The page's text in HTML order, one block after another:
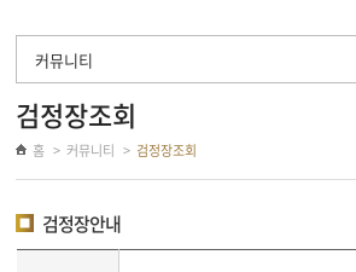
커뮤니티
검정장조회
홈 커뮤니티 검정장조회
검정장안내